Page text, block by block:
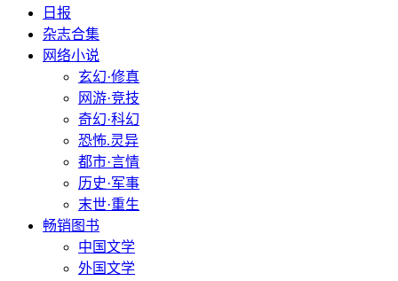
日报
杂志合集
网络小说
玄幻·修真
网游·竞技
奇幻·科幻
恐怖.灵异
都市·言情
历史·军事
末世·重生
畅销图书
中国文学
外国文学